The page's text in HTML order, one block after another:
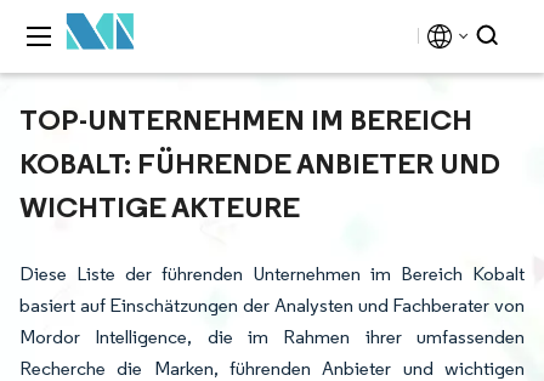
TOP-UNTERNEHMEN IM BEREICH
KOBALT: FÜHRENDE ANBIETER UND
WICHTIGE AKTEURE
Diese Liste der führenden Unternehmen im Bereich Kobalt
basiert auf Einschätzungen der Analysten und Fachberater von
Mordor Intelligence, die im Rahmen ihrer umfassenden
Recherche die Marken, führenden Anbieter und wichtigen